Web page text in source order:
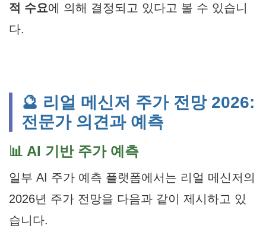
적 수요에 의해 결정되고 있다고 볼 수 있습니
다.
🔮 리얼 메신저 주가 전망 2026:
전문가 의견과 예측
📊 AI 기반 주가 예측
일부 AI 주가 예측 플랫폼에서는 리얼 메신저의
2026년 주가 전망을 다음과 같이 제시하고 있
습니다.